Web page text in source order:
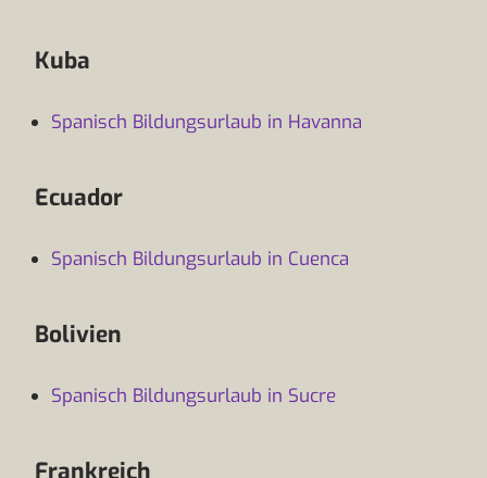
Kuba
Spanisch Bildungsurlaub in Havanna
Ecuador
Spanisch Bildungsurlaub in Cuenca
Bolivien
Spanisch Bildungsurlaub in Sucre